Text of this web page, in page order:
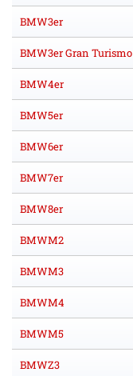
BMW3er
BMW3er Gran Turismo
BMW4er
BMW5er
BMW6er
BMW7er
BMW8er
BMWM2
BMWM3
BMWM4
BMWM5
BMWZ3